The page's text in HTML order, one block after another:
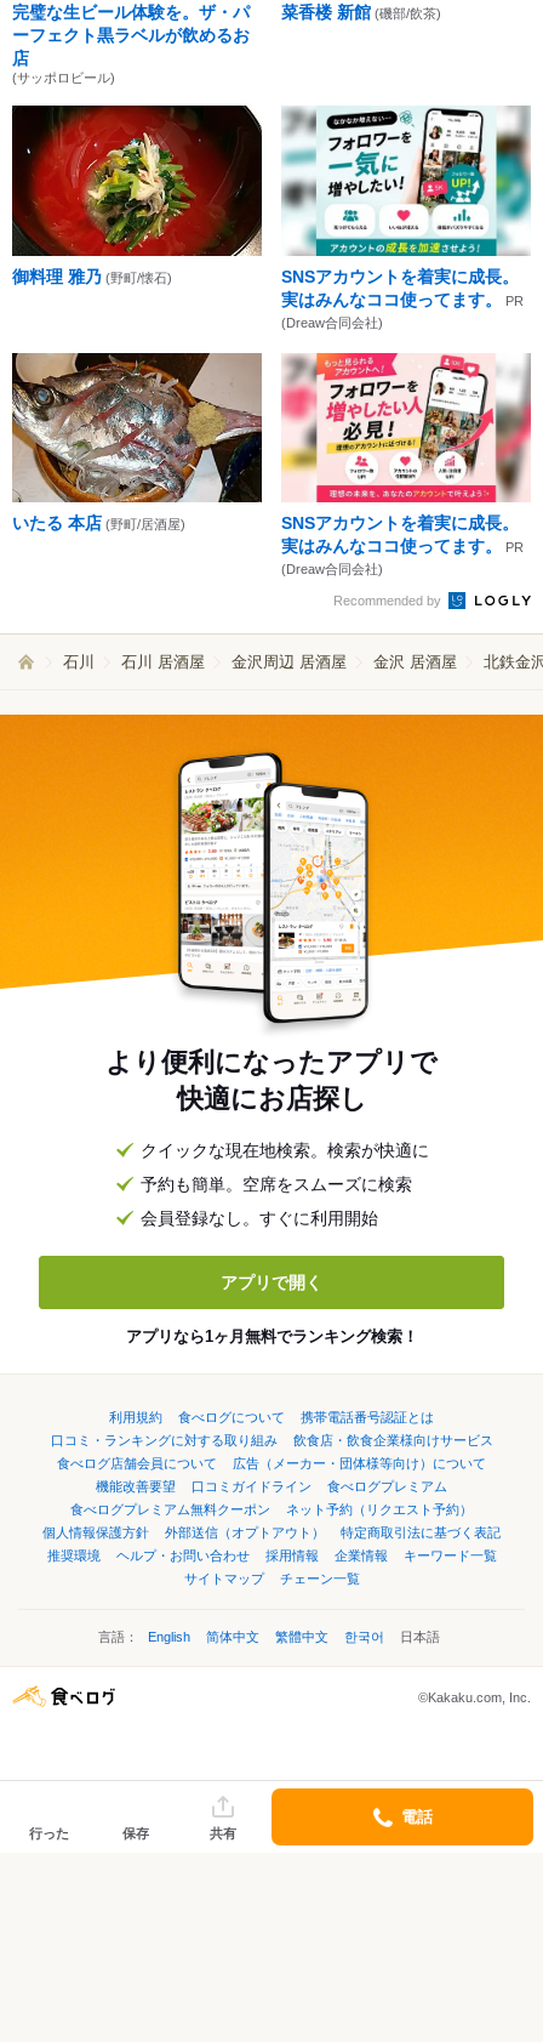
完璧な生ビール体験を。ザ・パ
ーフェクト黒ラベルが飲めるお
店
(サッポロビール)
菜香楼 新館 (磯部/飲茶)
御料理 雅乃 (野町/懐石)
SNSアカウントを着実に成長。
実はみんなココ使ってます。
PR
(Dreaw合同会社)
いたる 本店 (野町/居酒屋)
SNSアカウントを着実に成長。
実はみんなココ使ってます。
PR
(Dreaw合同会社)
Recommended by
石川 石川 居酒屋 金沢周辺 居酒屋 金沢 居酒屋 北鉄金
より便利になったアプリで
快適にお店探し
クイックな現在地検索。検索が快適に
予約も簡単。空席をスムーズに検索
会員登録なし。すぐに利用開始
アプリで開く
アプリなら1ヶ月無料でランキング検索！
利用規約 食べログについて
携帯電話番号認証とは
口コミ・ランキングに対する取り組み
飲食店・飲食企業様向けサービス
食べログ店舗会員について
広告（メーカー・団体様等向け）について
機能改善要望
口コミガイドライン
食べログプレミアム
食べログプレミアム無料クーポン
ネット予約（リクエスト予約）
個人情報保護方針
外部送信（オプトアウト）
特定商取引法に基づく表記
推奨環境
ヘルプ・お問い合わせ 採用情報 企業情報
キーワード一覧
サイトマップ
チェーン一覧
言語： English 简体中文 繁體中文 한국어 日本語
©Kakaku.com, Inc.
行った 保存 共有
電話